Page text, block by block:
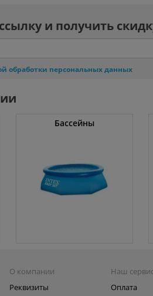
и получить
обработки персональных данных
Бассейны
О компании
Реквизиты
Наш сервис
Оплата